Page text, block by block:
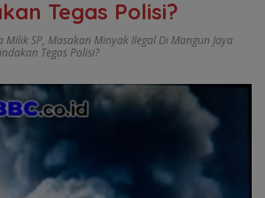
Tegas Polisi?
Milik SP, Masakan Minyak Ilegal Di Mangun Jaya
Tegas Polisi?